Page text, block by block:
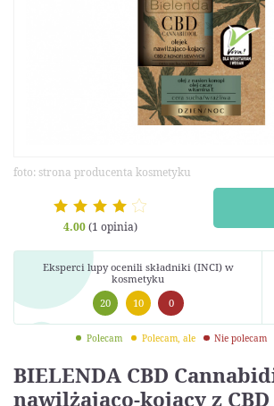
BIELENDA CBD
nawilżająco-kojący z
foto: strona producenta kosmetyku
4.00(1 opinia)
Eksperci lupy ocenili składniki (INCI) w
kosmetyku
20
10 0
Polecam Polecam, ale Nie polecam